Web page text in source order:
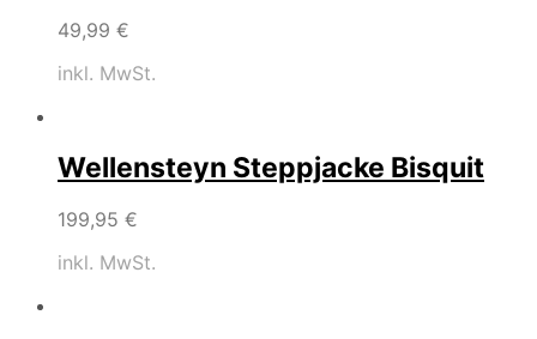
49,99 €
inkl. MwSt.
Wellensteyn Steppjacke Bisquit
199,95 €
inkl. MwSt.